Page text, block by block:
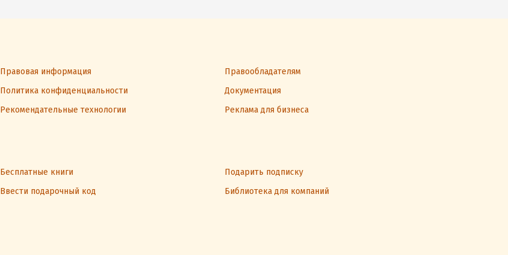
Правовая информация
Правообладателям
Политика конфиденциальности
Документация
Рекомендательные технологии Реклама для бизнеса
Бесплатные книги
Подарить подписку
Ввести подарочный код
Библиотека для компаний